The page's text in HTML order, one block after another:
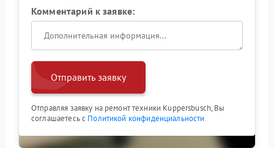
Комментарий к заявке:
Отправить заявку
Отправляя заявку на ремонт техники Kuppersbusch, Вы
соглашаетесь с Политикой конфиденциальности